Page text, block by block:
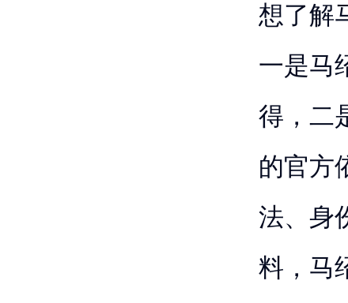
想了解
一是马
得，二
的官方
法、身
料，马